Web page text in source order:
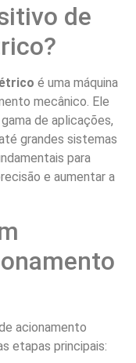
de
é uma máquina
mecânico. Ele
de aplicações,
grandes sistemas
para
e aumentar a
acionamento
etapas principais: